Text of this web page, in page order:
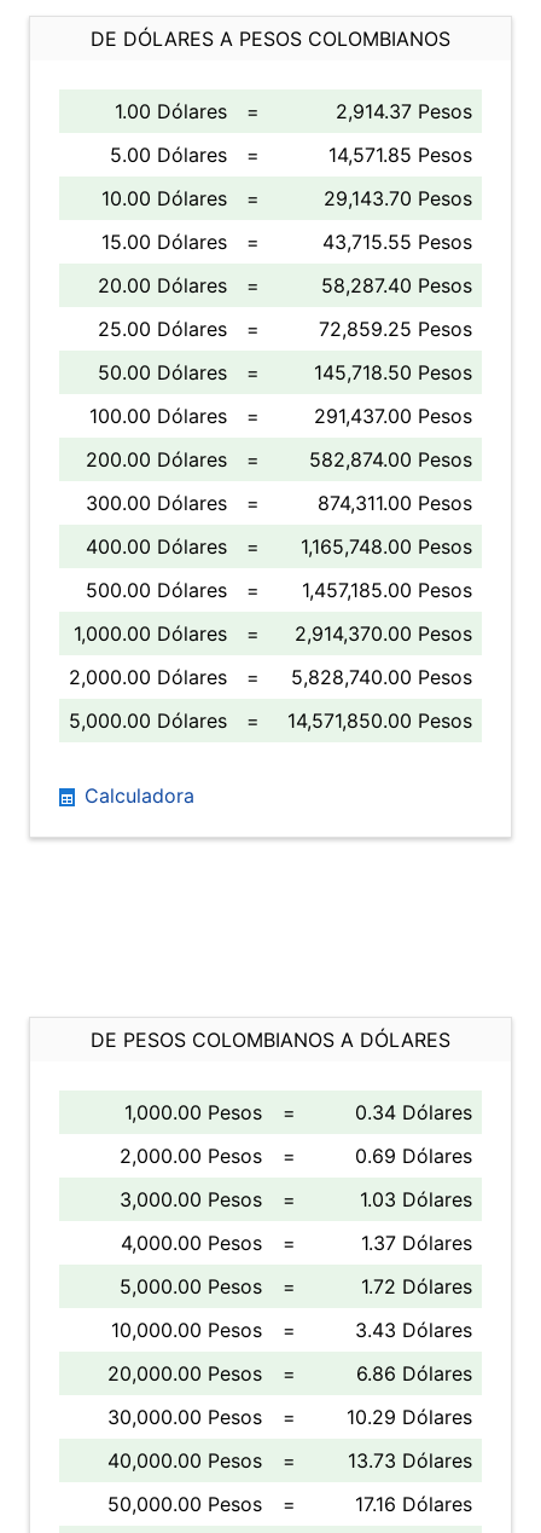
DE DÓLARES A PESOS COLOMBIANOS
1.00 Dólares =
2,914.37 Pesos
5.00 Dólares
=
14,571.85 Pesos
10.00 Dólares
=
29,143.70 Pesos
15.00 Dólares
=
43,715.55 Pesos
20.00 Dólares
=
58,287.40 Pesos
25.00 Dólares
=
72,859.25 Pesos
50.00 Dólares
=
145,718.50 Pesos
100.00 Dólares
=
291,437.00 Pesos
200.00 Dólares
=
582,874.00 Pesos
300.00 Dólares
=
874,311.00 Pesos
400.00 Dólares
=
1,165,748.00 Pesos
500.00 Dólares
=
1,457,185.00 Pesos
1,000.00 Dólares
=
2,914,370.00 Pesos
2,000.00 Dólares
=
5,828,740.00 Pesos
5,000.00 Dólares
= 14,571,850.00 Pesos
Calculadora
DE PESOS COLOMBIANOS A DÓLARES
1,000.00 Pesos =
0.34 Dólares
2,000.00 Pesos
=
0.69 Dólares
3,000.00 Pesos
=
1.03 Dólares
4,000.00 Pesos
=
1.37 Dólares
5,000.00 Pesos
=
1.72 Dólares
10,000.00 Pesos
=
3.43 Dólares
20,000.00 Pesos
=
6.86 Dólares
30,000.00 Pesos
=
10.29 Dólares
40,000.00 Pesos
=
13.73 Dólares
50,000.00 Pesos
= 17.16 Dólares